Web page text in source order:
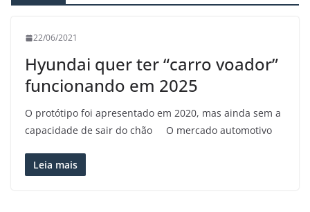
22/06/2021
Hyundai quer ter “carro voador”
funcionando em 2025
O protótipo foi apresentado em 2020, mas ainda sem a
capacidade de sair do chão O mercado automotivo
Leia mais